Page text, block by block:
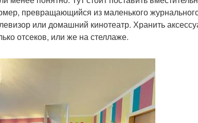
превращающийся из маленького
или домашний кинотеатр. Хранить
отсеков, или же на стеллаже.